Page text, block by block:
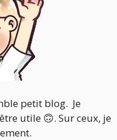
petit blog. Je
utile 🙃. Sur ceux, je